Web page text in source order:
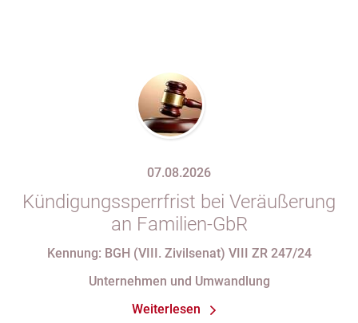
07.08.2026
Kündigungssperrfrist bei Veräußerung
an Familien-GbR
Kennung: BGH (VIII. Zivilsenat) VIII ZR 247/24
Unternehmen und Umwandlung
Weiterlesen